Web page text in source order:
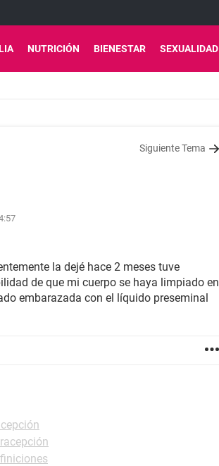
NUTRICIÓN BIENESTAR SEXUALIDAD
Siguiente Tema
la dejé hace 2 meses tuve
de que mi cuerpo se haya limpiado en
embarazada con el líquido preseminal